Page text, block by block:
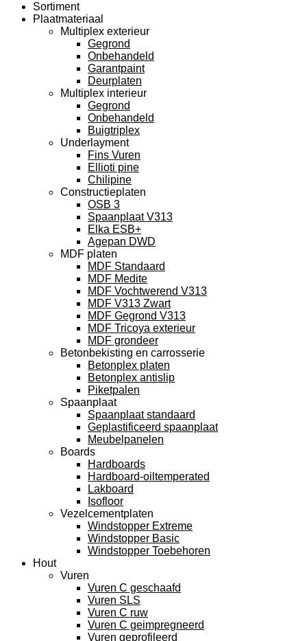
Sortiment
Plaatmateriaal
Multiplex exterieur
Gegrond
Onbehandeld
Garantpaint
Deurplaten
Multiplex interieur
Gegrond
Onbehandeld
Buigtriplex
Underlayment
Fins Vuren
Ellioti pine
Chilipine
Constructieplaten
OSB 3
Spaanplaat V313
Elka ESB+
Agepan DWD
MDF platen
MDF Standaard
MDF Medite
MDF Vochtwerend V313
MDF V313 Zwart
MDF Gegrond V313
MDF Tricoya exterieur
MDF grondeer
Betonbekisting en carrosserie
Betonplex platen
Betonplex antislip
Piketpalen
Spaanplaat
Spaanplaat standaard
Geplastificeerd spaanplaat
Meubelpanelen
Boards
Hardboards
Hardboard-oiltemperated
Lakboard
Isofloor
Vezelcementplaten
Windstopper Extreme
Windstopper Basic
Windstopper Toebehoren
Hout
Vuren
Vuren C geschaafd
Vuren SLS
Vuren C ruw
Vuren C geimpregneerd
Vuren geprofileerd